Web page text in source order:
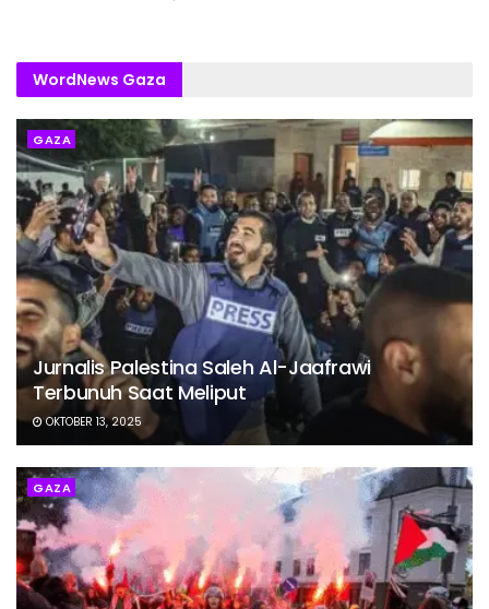
WordNews Gaza
GAZA
Jurnalis Palestina Saleh Al-Jaafrawi
Terbunuh Saat Meliput
OKTOBER 13, 2025
GAZA